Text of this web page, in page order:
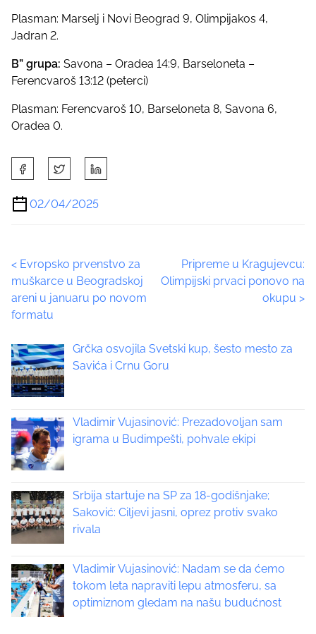
Plasman: Marselj i Novi Beograd 9, Olimpijakos 4,
Jadran 2.
B” grupa: Savona – Oradea 14:9, Barseloneta –
Ferencvaroš 13:12 (peterci)
Plasman: Ferencvaroš 10, Barseloneta 8, Savona 6,
Oradea 0.
h
a
r
h
i
s
p
s
t
o
n
:
02/04/2025
P
o
s
t
s
a
v
i
g
a
t
i
< Evropsko prvenstvo za
muškarce u Beogradskoj
areni u januaru po novom
formatu
Pripreme u Kragujevcu:
Olimpijski prvaci ponovo na
okupu >
Grčka osvojila Svetski kup, šesto mesto za
Savića i Crnu Goru
Vladimir Vujasinović: Prezadovoljan sam
igrama u Budimpešti, pohvale ekipi
Srbija startuje na SP za 18-godišnjake;
Saković: Ciljevi jasni, oprez protiv svako
rivala
Vladimir Vujasinović: Nadam se da ćemo
tokom leta napraviti lepu atmosferu, sa
optimiznom gledam na našu budućnost